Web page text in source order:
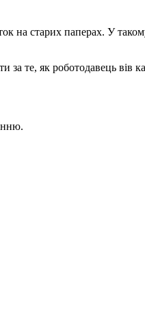
на старих паперах. У
за те, як роботодавець вів